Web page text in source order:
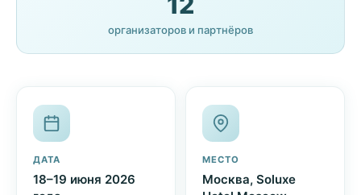
организаторов и партнёров
ДАТА
18–19 июня 2026
МЕСТО
Москва, Soluxe